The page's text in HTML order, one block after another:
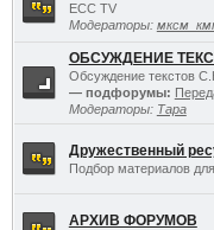
ECC TV
Модераторы:
ОБСУЖДЕНИЕ
Обсуждение текстов
— подфорумы:
Модераторы: Тара
Дружественный
Подбор материалов
АРХИВ ФОРУМОВ